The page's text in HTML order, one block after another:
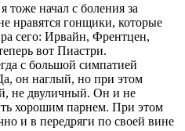
тоже начал с боления за
нравятся гонщики, которые
сего: Ирвайн, Френтцен,
вот Пиастри.
с большой симпатией
он наглый, но при этом
не двуличный. Он и не
хорошим парнем. При этом
и в передряги по своей вине